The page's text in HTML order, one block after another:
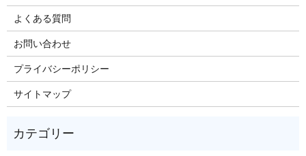
よくある質問
お問い合わせ
プライバシーポリシー
サイトマップ